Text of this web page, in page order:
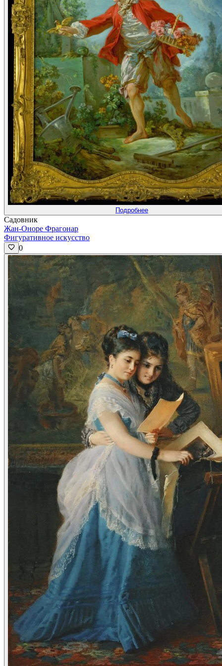
Подробнее
Садовник
Жан-Оноре Фрагонар
Фигуративное искусство
0